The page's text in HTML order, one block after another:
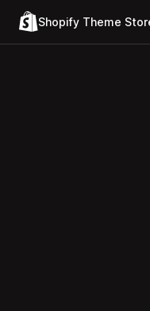
Shopify Theme